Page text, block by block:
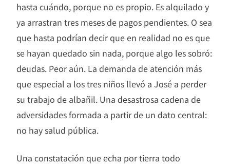
hasta cuándo, porque no es propio. Es alquilado y
ya arrastran tres meses de pagos pendientes. O sea
que hasta podrían decir que en realidad no es que
se hayan quedado sin nada, porque algo les sobró:
deudas. Peor aún. La demanda de atención más
que especial a los tres niños llevó a José a perder
su trabajo de albañil. Una desastrosa cadena de
adversidades formada a partir de un dato central:
no hay salud pública.
Una constatación que echa por tierra todo